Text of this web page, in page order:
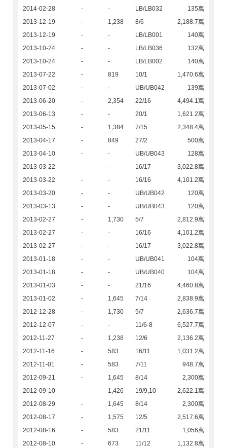
2014-02-28
- - LB/LB032
135萬
2013-12-19
- 1,238 8/6
2,188.7萬
2013-12-19
- - LB/LB001
140萬
2013-10-24
- - LB/LB036
132萬
2013-10-24
- - LB/LB002
140萬
2013-07-22
- 819 10/1
1,470.6萬
2013-07-02
- - UB/UB042
139萬
2013-06-20
- 2,354 22/16
4,494.1萬
2013-06-13
- - 20/1
1,621.2萬
2013-05-15
- 1,384 7/15
2,348.4萬
2013-04-17
- 849 27/2
500萬
2013-04-10
- - UB/UB043
128萬
2013-03-22
- - 16/17
3,022.8萬
2013-03-22
- - 16/16
4,101.2萬
2013-03-20
- - UB/UB042
120萬
2013-03-13
- - UB/UB043
120萬
2013-02-27
- 1,730 5/7
2,812.9萬
2013-02-27
- - 16/16
4,101.2萬
2013-02-27
- - 16/17
3,022.8萬
2013-01-18
- - UB/UB041
104萬
2013-01-18
- - UB/UB040
104萬
2013-01-03
- - 21/16
4,460.8萬
2013-01-02
- 1,645 7/14
2,838.9萬
2012-12-28
- 1,730 5/7
2,636.7萬
2012-12-07
- - 11/6-8
6,527.7萬
2012-11-27
- 1,238 12/6
2,136.2萬
2012-11-16
- 583 16/11
1,031.2萬
2012-11-01
- 583 7/11
948.7萬
2012-09-21
- 1,645 8/14
2,300萬
2012-09-10
- 1,426 19/9,10
2,622.1萬
2012-08-29
- 1,645 8/14
2,300萬
2012-08-17
- 1,575 12/5
2,517.6萬
2012-08-16
- 583 21/11
1,056萬
2012-08-10
- 673 11/12
1,132.8萬